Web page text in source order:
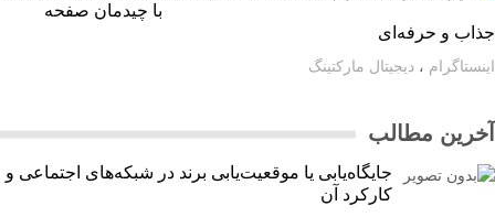
با چیدمان صفحه
و حرفه‌ای
،دیجیتال مارکتینگ
مطالب
جایگاه‌یابی یا موقعیت‌یابی برند در شبکه‌های اجتماعی و
کارکرد آن